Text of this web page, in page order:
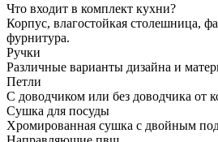
Что входит в комплект кухни?
Корпус, влагостойкая столешница,
фурнитура.
Ручки
Различные варианты дизайна и
Петли
С доводчиком или без доводчика от
Сушка для посуды
Хромированная сушка с двойным